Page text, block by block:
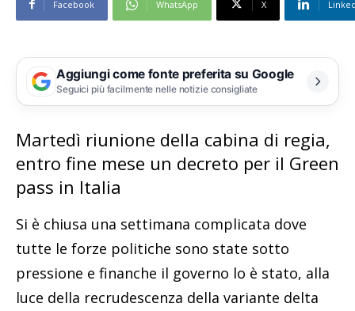
Facebook WhatsApp X
Aggiungi come fonte preferita su Google
Seguici più facilmente nelle notizie consigliate
Martedì riunione della cabina di regia,
entro fine mese un decreto per il Green
pass in Italia
Si è chiusa una settimana complicata dove
tutte le forze politiche sono state sotto
pressione e finanche il governo lo è stato, alla
luce della recrudescenza della variante delta